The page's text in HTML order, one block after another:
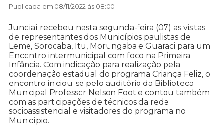
Publicada em 08/11/2022 às 08:00
Jundiaí recebeu nesta segunda-feira (07) as visitas
de representantes dos Municípios paulistas de
Leme, Sorocaba, Itu, Morungaba e Guaraci para um
Encontro intermunicipal com foco na Primeira
Infância. Com indicação para realização pela
coordenação estadual do programa Criança Feliz, o
encontro iniciou-se pelo auditório da Biblioteca
Municipal Professor Nelson Foot e contou também
com as participações de técnicos da rede
socioassistencial e visitadores do programa no
Município.